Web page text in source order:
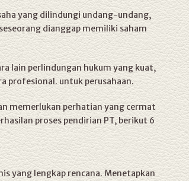
yang dilindungi undang-undang,
dianggap memiliki saham
lain perlindungan hukum yang kuat,
profesional. untuk perusahaan.
memerlukan perhatian yang cermat
proses pendirian PT, berikut 6
yang lengkap rencana. Menetapkan